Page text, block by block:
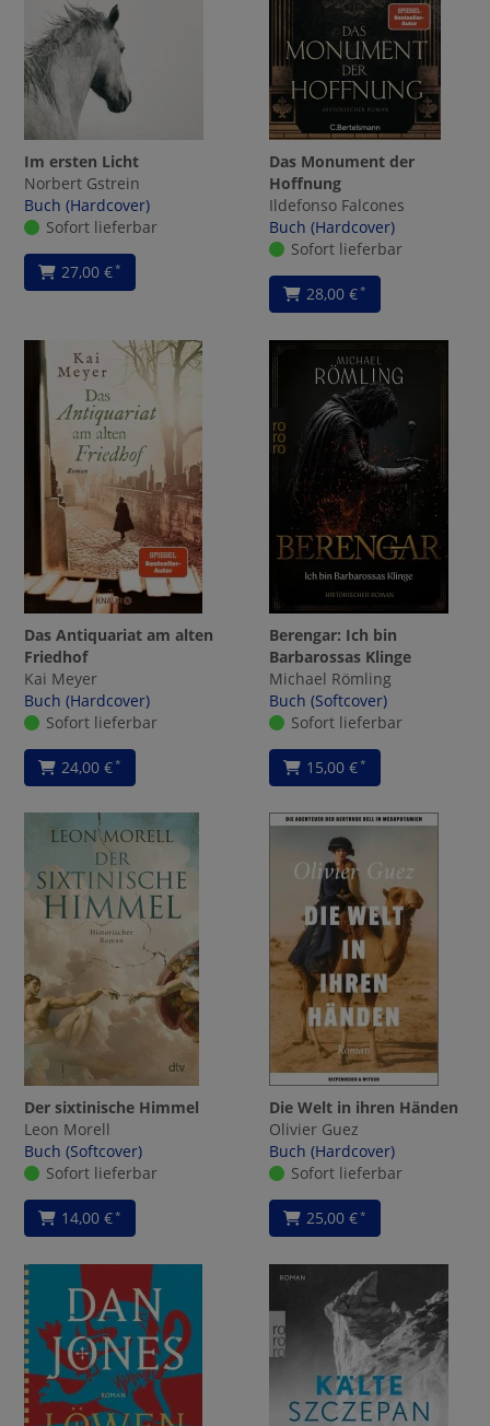
Im ersten Licht
Norbert Gstrein
Buch (Hardcover)
Sofort lieferbar
27,00 €*
Das Monument der
Hoffnung
Ildefonso Falcones
Buch (Hardcover)
Sofort lieferbar
28,00 €*
Das Antiquariat am alten
Friedhof
Kai Meyer
Buch (Hardcover)
Sofort lieferbar
24,00 €*
Berengar: Ich bin
Barbarossas Klinge
Michael Römling
Buch (Softcover)
Sofort lieferbar
15,00 €*
Der sixtinische Himmel
Leon Morell
Buch (Softcover)
Sofort lieferbar
14,00 €*
Die Welt in ihren Händen
Olivier Guez
Buch (Hardcover)
Sofort lieferbar
25,00 €*